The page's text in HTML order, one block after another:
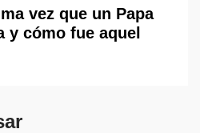
vez que un Papa
cómo fue aquel